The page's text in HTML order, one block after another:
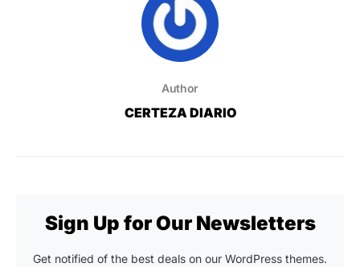
Author
CERTEZA DIARIO
Sign Up for Our Newsletters
Get notified of the best deals on our WordPress themes.